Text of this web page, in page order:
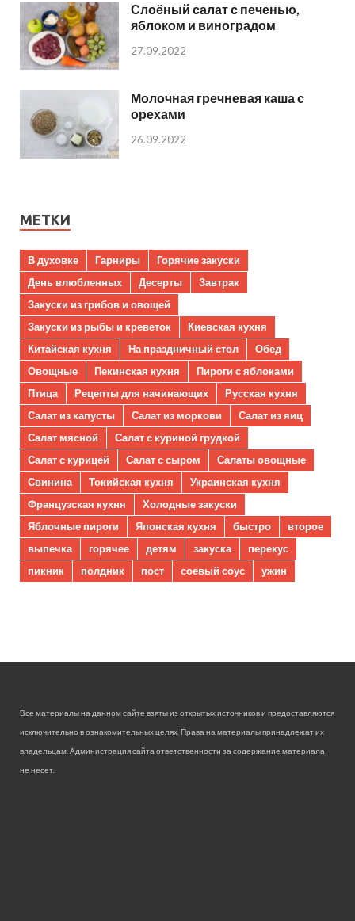
Слоёный салат с печенью,
яблоком и виноградом
27.09.2022
Молочная гречневая каша с
орехами
26.09.2022
МЕТКИ
В духовке Гарниры
Горячие закуски
День влюбленных
Десерты
Завтрак
Закуски из грибов и овощей
Закуски из рыбы и креветок
Киевская кухня
Китайская кухня
На праздничный стол
Обед
Овощные
Пекинская кухня
Пироги с яблоками
Птица
Рецепты для начинающих
Русская кухня
Салат из капусты
Салат из моркови
Салат из яиц
Салат мясной
Салат с куриной грудкой
Салат с курицей
Салат с сыром
Салаты овощные
Свинина
Токийская кухня
Украинская кухня
Французская кухня
Холодные закуски
Яблочные пироги
Японская кухня быстро
второе
выпечка
горячее детям закуска
перекус
пикник
полдник пост соевый соус ужин
Все материалы на данном сайте взяты из открытых источников и предоставляются
исключительно в ознакомительных целях. Права на материалы принадлежат их
владельцам. Администрация сайта ответственности за содержание материала
не несет.